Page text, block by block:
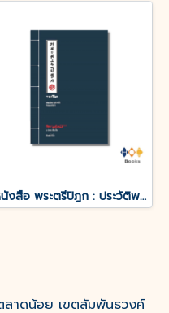
หนังสือ พระตรีปิฎก : ประวัติพระถังซำจั๋ง ฉบับกะทัดรัด
าดน้อย เขตสัมพันธวงศ์